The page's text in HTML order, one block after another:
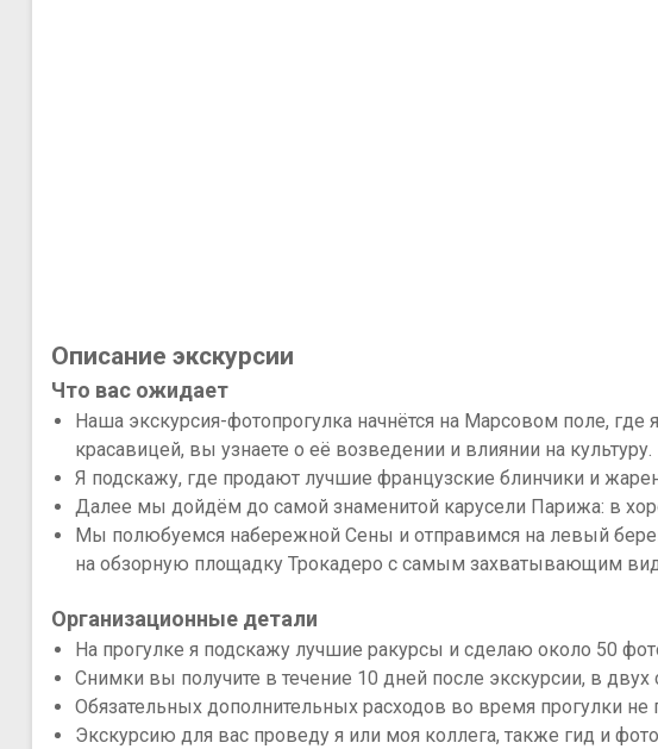
Описание экскурсии
Что вас ожидает
Наша экскурсия-фотопрогулка начнётся на Марсовом поле,
красавицей, вы узнаете о её возведении и влиянии на культуру.
Я подскажу, где продают лучшие французские блинчики и
Далее мы дойдём до самой знаменитой карусели Парижа: в
Мы полюбуемся набережной Сены и отправимся на левый
на обзорную площадку Трокадеро с самым захватывающим
Организационные детали
На прогулке я подскажу лучшие ракурсы и сделаю около 50
Снимки вы получите в течение 10 дней после экскурсии, в двух
Обязательных дополнительных расходов во время прогулки не
Экскурсию для вас проведу я или моя коллега, также гид и